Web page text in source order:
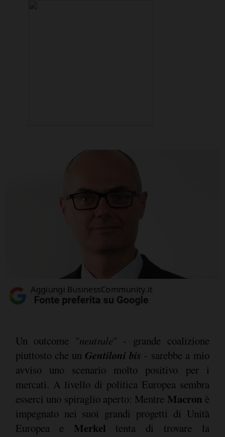
Un outcome "neutrale" - grande coalizione
piuttosto che un Gentiloni bis - sarebbe a mio
avviso uno scenario molto positivo per i
mercati. A livello di politica Europea sembra
esserci uno spiraglio aperto: Mentre Macron è
impegnato nei suoi grandi progetti di Unità
Europea e Merkel tenta di trovare la